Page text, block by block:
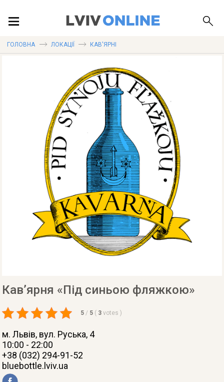
ПУБЛІКАЦІЇ
ДОВІДКА
ГОЛОВНА ЛОКАЦІЇ КАВ'ЯРНІ
Кав’ярня «Під синьою фляжкою»
5 / 5 ( 3 votes )
м. Львів, вул. Руська, 4
10:00 - 22:00
+38 (032) 294-91-52
bluebottle.lviv.ua